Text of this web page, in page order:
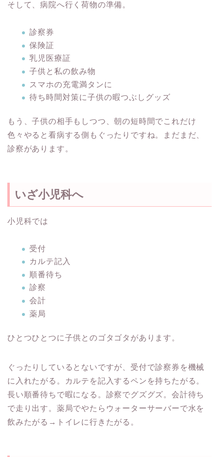
そして、病院へ行く荷物の準備。
診察券
保険証
乳児医療証
子供と私の飲み物
スマホの充電満タンに
待ち時間対策に子供の暇つぶしグッズ
もう、子供の相手もしつつ、朝の短時間でこれだけ
色々やると看病する側もぐったりですね。まだまだ、
診察があります。
いざ小児科へ
小児科では
受付
カルテ記入
順番待ち
診察
会計
薬局
ひとつひとつに子供とのゴタゴタがあります。
ぐったりしているとないですが、受付で診察券を機械
に入れたがる。カルテを記入するペンを持ちたがる。
長い順番待ちで暇になる。診察でグズグズ。会計待ち
で走り出す。薬局でやたらウォーターサーバーで水を
飲みたがる→トイレに行きたがる。